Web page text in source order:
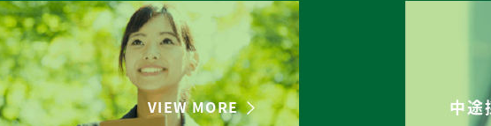
VIEW MORE 中途